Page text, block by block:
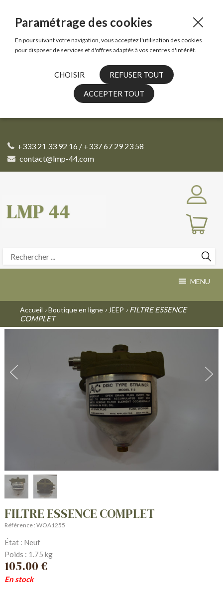
+333 21 33 92 16 / +337 67 29 23 58
contact@lmp-44.com
MENU
Accueil ›Boutique en ligne › JEEP › FILTRE ESSENCE
COMPLET
FILTRE ESSENCE COMPLET
Référence : WOA1255
État : Neuf
Poids : 1.75 kg
105.00 €
En stock
Paramétrage des cookies
En poursuivant votre navigation, vous acceptez l'utilisation des cookies
pour disposer de services et d'offres adaptés à vos centres d'intérêt.
CHOISIR REFUSER TOUT
ACCEPTER TOUT